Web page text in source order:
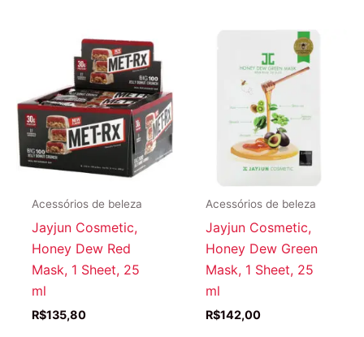
Acessórios de beleza
Jayjun Cosmetic,
Honey Dew Red
Mask, 1 Sheet, 25
ml
R$135,80
Acessórios de beleza
Jayjun Cosmetic,
Honey Dew Green
Mask, 1 Sheet, 25
ml
R$142,00